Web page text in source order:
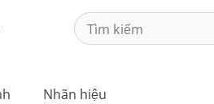
Nhãn hiệu